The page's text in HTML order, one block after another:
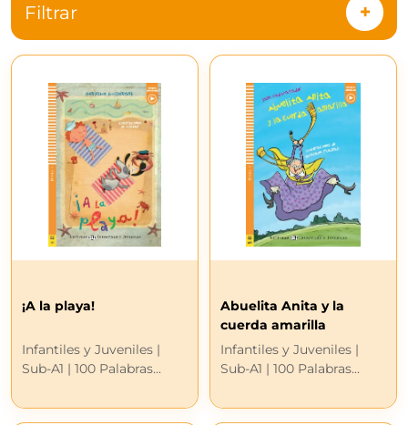
Filtrar
¡A la playa!
Infantiles y Juveniles |
Sub-A1 | 100 Palabras...
Abuelita Anita y la
cuerda amarilla
Infantiles y Juveniles |
Sub-A1 | 100 Palabras...